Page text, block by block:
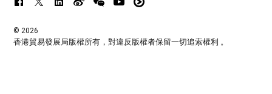
© 2026
香港貿易發展局版權所有，對違反版權者保留一切追索權利 。